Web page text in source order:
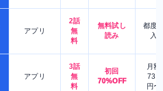
アプリ
2話
無
料
無料試し
読み
都度
入
アプリ
3話
無
料
初回
70%OFF
月額
730
円〜